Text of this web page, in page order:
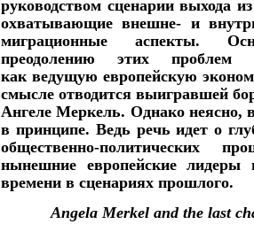
руководством сценарии выхода
охватывающие внешне- и
миграционные аспекты.
преодолению этих
как ведущую европейскую
смысле отводится выигравшей
Ангеле Меркель. Однако неясно,
в принципе. Ведь речь идет о
общественно-политических
нынешние европейские
времени в сценариях прошлого.
Angela Merkel and the last